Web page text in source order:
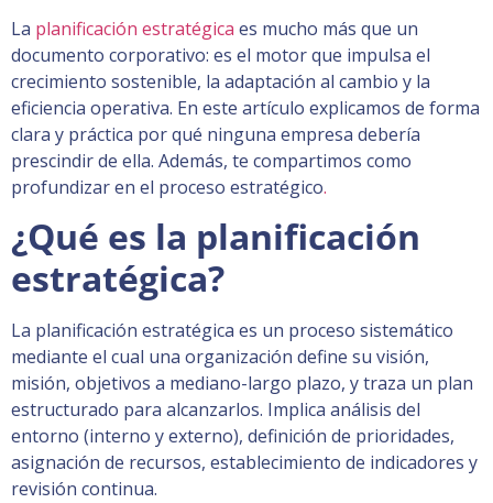
La planificación estratégica es mucho más que un
documento corporativo: es el motor que impulsa el
crecimiento sostenible, la adaptación al cambio y la
eficiencia operativa. En este artículo explicamos de forma
clara y práctica por qué ninguna empresa debería
prescindir de ella. Además, te compartimos como
profundizar en el proceso estratégico.
¿Qué es la planificación
estratégica?
La planificación estratégica es un proceso sistemático
mediante el cual una organización define su visión,
misión, objetivos a mediano-largo plazo, y traza un plan
estructurado para alcanzarlos. Implica análisis del
entorno (interno y externo), definición de prioridades,
asignación de recursos, establecimiento de indicadores y
revisión continua.